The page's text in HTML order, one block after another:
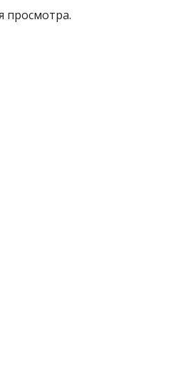
просмотра.